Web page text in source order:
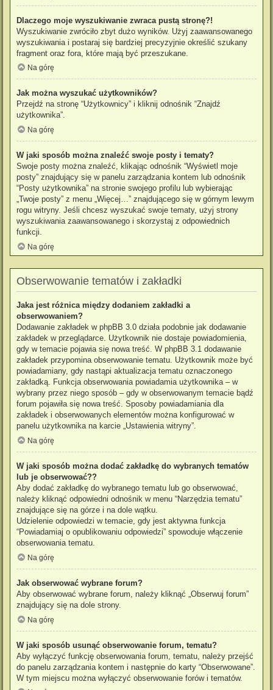
Dlaczego moje wyszukiwanie zwraca pustą stronę?!
Wyszukiwanie zwróciło zbyt dużo wyników. Użyj zaawansowanego
wyszukiwania i postaraj się bardziej precyzyjnie określić szukany
fragment oraz fora, które mają być przeszukane.
Na górę
Jak można wyszukać użytkowników?
Przejdź na stronę “Użytkownicy” i kliknij odnośnik “Znajdź
użytkownika”.
Na górę
W jaki sposób można znaleźć swoje posty i tematy?
Swoje posty można znaleźć, klikając odnośnik “Wyświetl moje
posty” znajdujący się w panelu zarządzania kontem lub odnośnik
“Posty użytkownika” na stronie swojego profilu lub wybierając
„Twoje posty” z menu „Więcej…” znajdującego się w górnym lewym
rogu witryny. Jeśli chcesz wyszukać swoje tematy, użyj strony
wyszukiwania zaawansowanego i skorzystaj z odpowiednich
funkcji.
Na górę
Obserwowanie tematów i zakładki
Jaka jest różnica między dodaniem zakładki a
obserwowaniem?
Dodawanie zakładek w phpBB 3.0 działa podobnie jak dodawanie
zakładek w przeglądarce. Użytkownik nie dostaje powiadomienia,
gdy w temacie pojawia się nowa treść. W phpBB 3.1 dodawanie
zakładek przypomina obserwowanie tematu. Użytkownik może być
powiadamiany, gdy nastąpi aktualizacja tematu oznaczonego
zakładką. Funkcja obserwowania powiadamia użytkownika – w
wybrany przez niego sposób – gdy w obserwowanym temacie bądź
forum pojawiła się nowa treść. Sposoby powiadamiania dla
zakładek i obserwowanych elementów można konfigurować w
panelu użytkownika na karcie „Ustawienia witryny”.
Na górę
W jaki sposób można dodać zakładkę do wybranych tematów
lub je obserwować??
Aby dodać zakładkę do wybranego tematu lub go obserwować,
należy kliknąć odpowiedni odnośnik w menu “Narzędzia tematu”
znajdujące się na górze i na dole wątku.
Udzielenie odpowiedzi w temacie, gdy jest aktywna funkcja
“Powiadamiaj o opublikowaniu odpowiedzi” spowoduje włączenie
obserwowania tematu.
Na górę
Jak obserwować wybrane forum?
Aby obserwować wybrane forum, należy kliknąć „Obserwuj forum”
znajdujący się na dole strony.
Na górę
W jaki sposób usunąć obserwowanie forum, tematu?
Aby wyłączyć funkcję obserwowania forum, tematu, należy przejść
do panelu zarządzania kontem i następnie do karty “Obserwowane”.
W tym miejscu można wyłączyć obserwowanie forów i tematów.